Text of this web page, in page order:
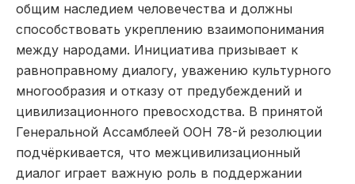
общим наследием человечества и должны
способствовать укреплению взаимопонимания
между народами. Инициатива призывает к
равноправному диалогу, уважению культурного
многообразия и отказу от предубеждений и
цивилизационного превосходства. В принятой
Генеральной Ассамблеей ООН 78-й резолюции
подчёркивается, что межцивилизационный
диалог играет важную роль в поддержании